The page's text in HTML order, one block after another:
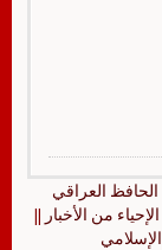
العراقي
من الأخبار ||